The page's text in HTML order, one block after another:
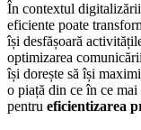
În contextul
eficiente poate
își desfășoară
optimizarea
își dorește să își
o piață din ce în ce
pentru eficientizarea